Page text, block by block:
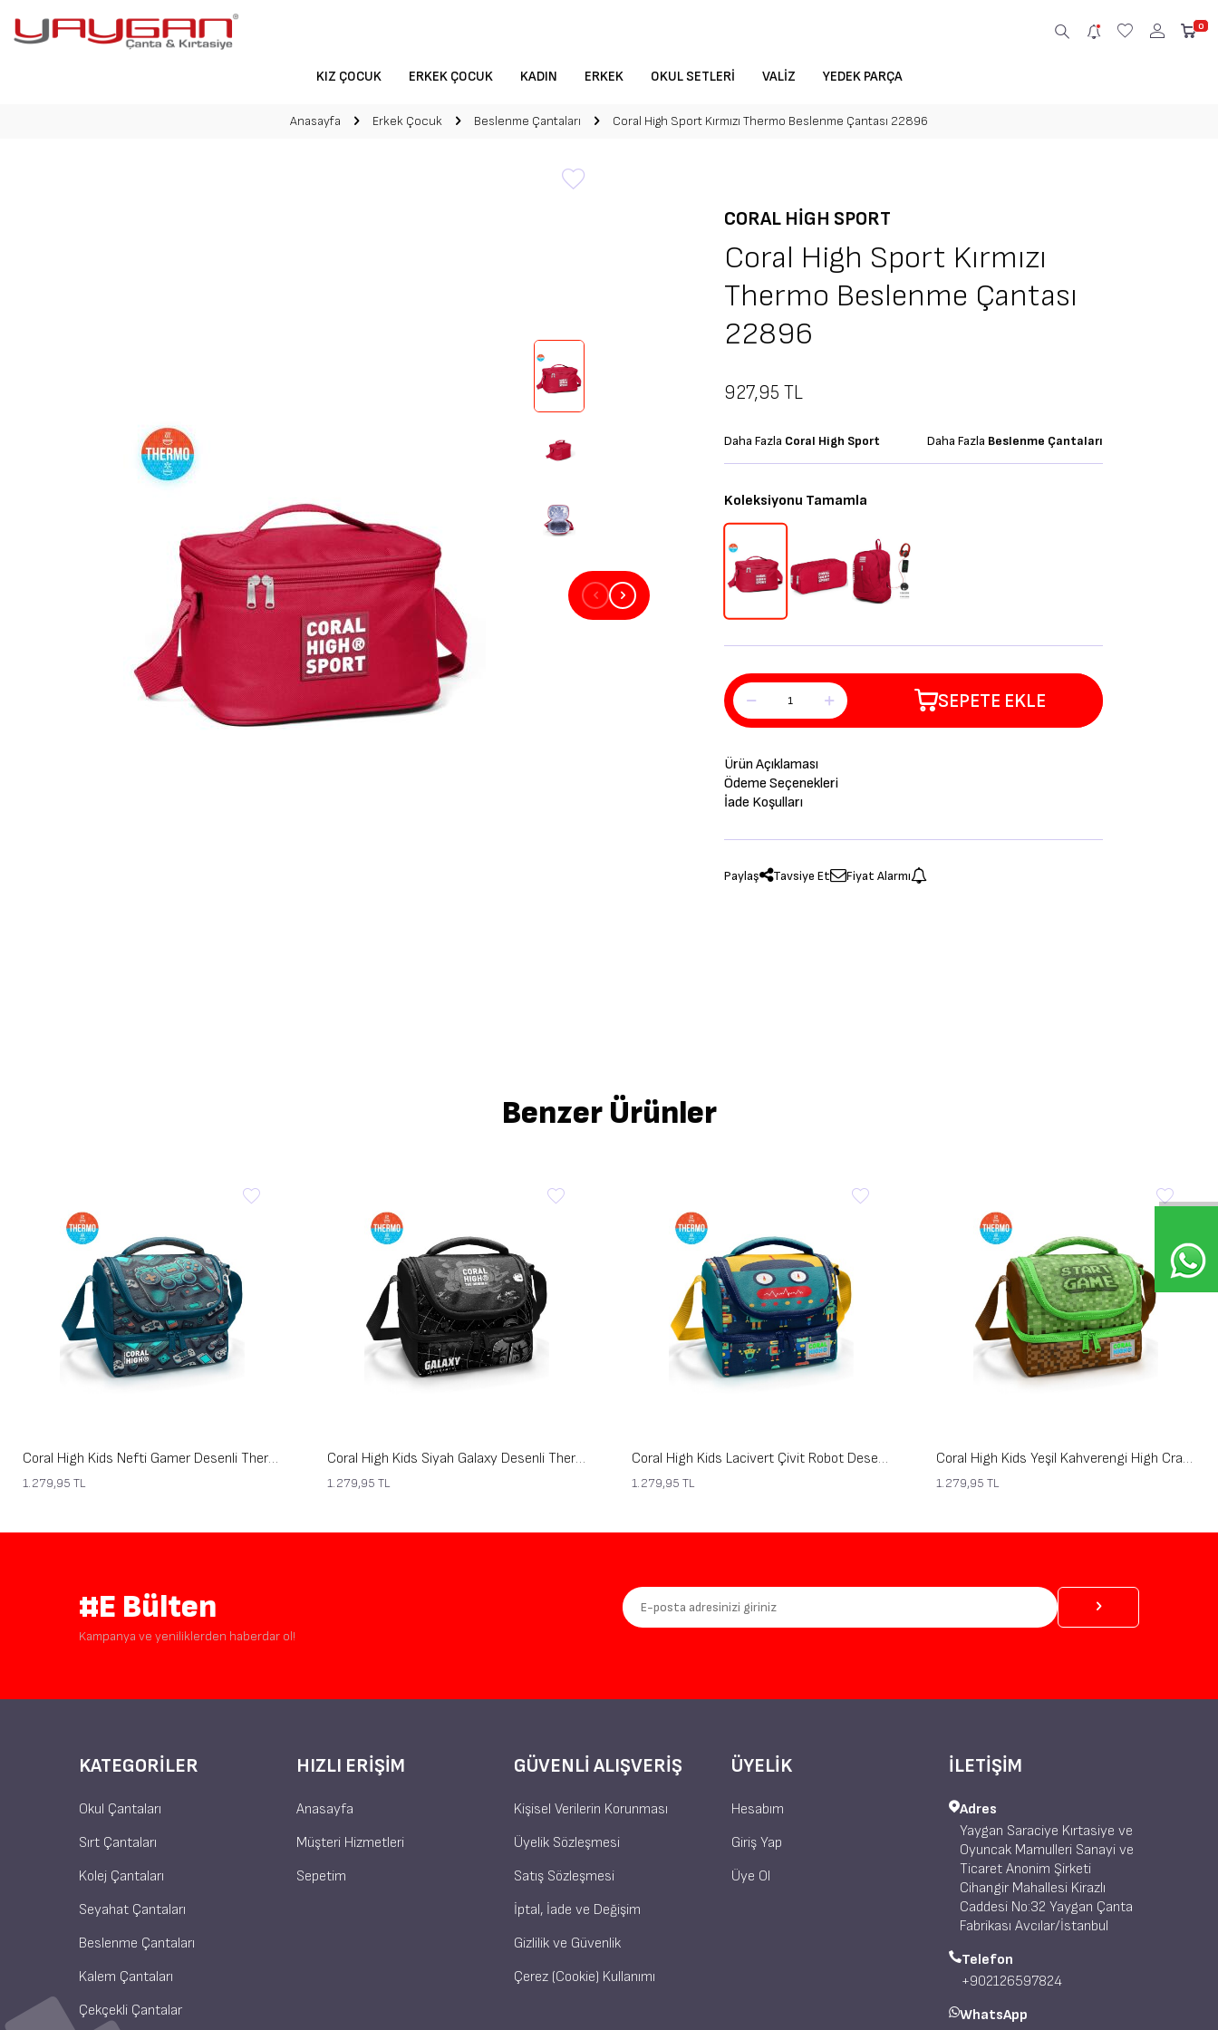
0
KIZ ÇOCUK ERKEK ÇOCUK KADIN ERKEK OKUL SETLERI VALIZ YEDEK PARÇA
Anasayfa Erkek Çocuk Beslenme Çantaları Coral High Sport Kırmızı Thermo Beslenme Çantası 22896
CORAL HIGH SPORT
Coral High Sport Kırmızı
Thermo Beslenme Çantası
22896
927,95 TL
Daha Fazla Coral High Sport Daha Fazla Beslenme Çantaları
Koleksiyonu Tamamla
SEPETE EKLE
Ürün Açıklaması
Ödeme Seçenekleri
İade Koşulları
Paylaş Tavsiye Et Fiyat Alarmı
Benzer Ürünler
Coral High Kids Nefti Gamer Desenli Thermo İki Katlı Beslenme Çantası 37220
1.279,95 TL
Coral High Kids Siyah Galaxy Desenli Thermo İki Katlı Beslenme Çantası 37219
1.279,95 TL
Coral High Kids Lacivert Çivit Robot Desenli Thermo İki Katlı Beslenme Çantası 37218
1.279,95 TL
Coral High Kids Yeşil Kahverengi High Craft Desenli Thermo İki Katlı Beslenme Çantası 37217
1.279,95 TL
#E Bülten
Kampanya ve yeniliklerden haberdar ol!
KATEGORILER
Okul Çantaları
Sırt Çantaları
Kolej Çantaları
Seyahat Çantaları
Beslenme Çantaları
Kalem Çantaları
Çekçekli Çantalar
HIZLI ERIŞIM
Anasayfa
Müşteri Hizmetleri
Sepetim
GÜVENLI ALIŞVERIŞ
Kişisel Verilerin Korunması
Üyelik Sözleşmesi
Satış Sözleşmesi
İptal, İade ve Değişim
Gizlilik ve Güvenlik
Çerez (Cookie) Kullanımı
ÜYELIK
Hesabım
Giriş Yap
Üye Ol
İLETİŞİM
Adres
Yaygan Saraciye Kırtasiye ve
Oyuncak Mamulleri Sanayi ve
Ticaret Anonim Şirketi
Cihangir Mahallesi Kirazlı
Caddesi No:32 Yaygan Çanta
Fabrikası Avcılar/İstanbul
Telefon
+902126597824
WhatsApp